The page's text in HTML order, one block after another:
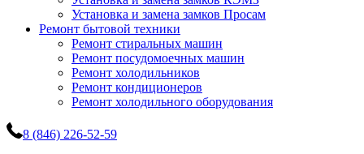
Установка и замена замков Просам
Ремонт бытовой техники
Ремонт стиральных машин
Ремонт посудомоечных машин
Ремонт холодильников
Ремонт кондиционеров
Ремонт холодильного оборудования
8 (846) 226-52-59